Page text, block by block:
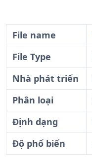
File name
File Type
Nhà phát triển
Phân loại
Định dạng
Độ phổ biến